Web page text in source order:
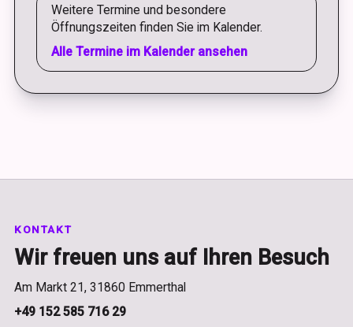
Weitere Termine und besondere
Öffnungszeiten finden Sie im Kalender.
Alle Termine im Kalender ansehen
KONTAKT
Wir freuen uns auf Ihren Besuch
Am Markt 21, 31860 Emmerthal
+49 152 585 716 29